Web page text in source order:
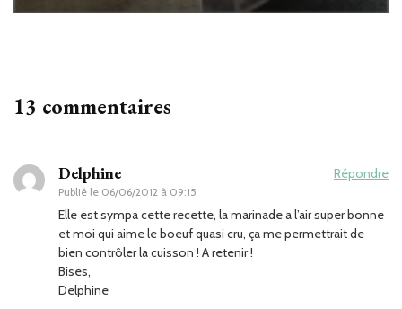
13 commentaires
Delphine
Publié le 06/06/2012 à 09:15
Répondre
Elle est sympa cette recette, la marinade a l’air super bonne
et moi qui aime le boeuf quasi cru, ça me permettrait de
bien contrôler la cuisson ! A retenir !
Bises,
Delphine